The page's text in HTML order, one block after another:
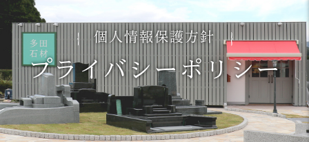
個人情報保護方針
プライバシーポリシー